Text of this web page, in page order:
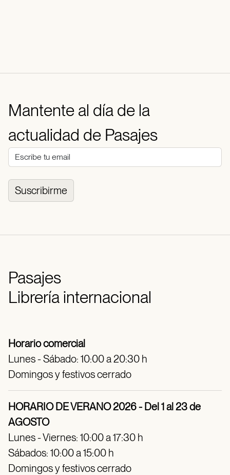
Mantente al día de la
actualidad de Pasajes
Suscribirme
Pasajes
Librería internacional
Horario comercial
Lunes - Sábado: 10:00 a 20:30 h
Domingos y festivos cerrado
HORARIO DE VERANO 2026 - Del 1 al 23 de
AGOSTO
Lunes - Viernes: 10:00 a 17:30 h
Sábados: 10:00 a 15:00 h
Domingos y festivos cerrado